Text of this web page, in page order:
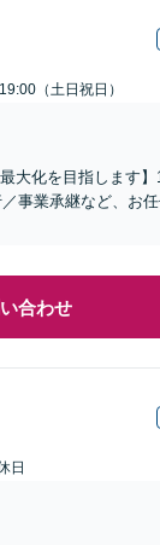
（土日祝日）
大化を目指します】
事業承継など、お
合わせ
日